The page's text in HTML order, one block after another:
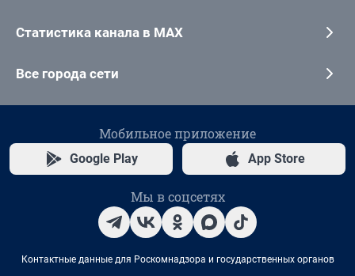
Статистика канала в MAX
Все города сети
Мобильное приложение
Google Play App Store
Мы в соцсетях
Контактные данные для Роскомнадзора и государственных органов